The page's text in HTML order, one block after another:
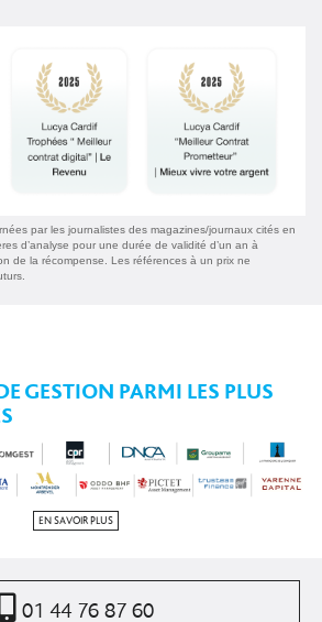
par les journalistes des magazines/journaux cités en
d’analyse pour une durée de validité d’un an à
de la récompense. Les références à un prix ne
EN SAVOIR PLUS
GESTION PARMI LES PLUS
01 44 76 87 60